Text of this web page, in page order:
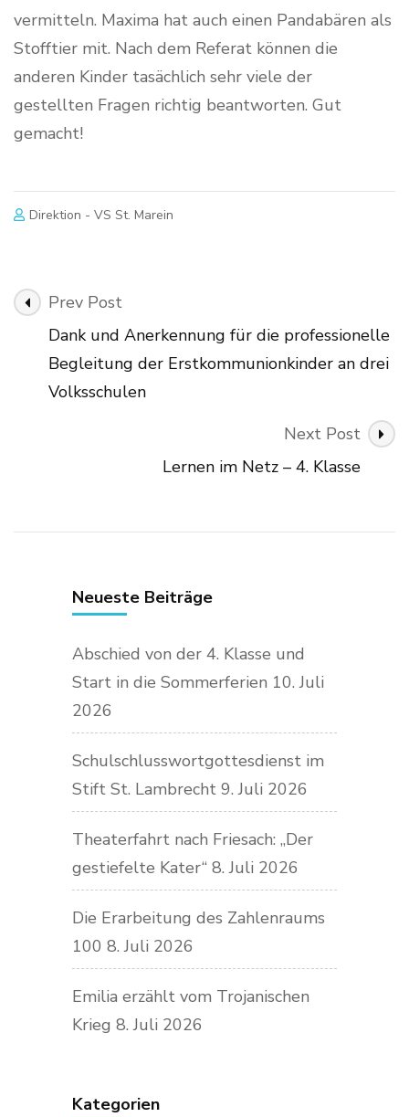
vermitteln. Maxima hat auch einen Pandabären als
Stofftier mit. Nach dem Referat können die
anderen Kinder tasächlich sehr viele der
gestellten Fragen richtig beantworten. Gut
gemacht!
Direktion - VS St. Marein
Post
Navigation
Prev Post
Dank und Anerkennung für die professionelle
Begleitung der Erstkommunionkinder an drei
Volksschulen
Next Post
Lernen im Netz – 4. Klasse
Neueste Beiträge
Abschied von der 4. Klasse und
Start in die Sommerferien 10. Juli
2026
Schulschlusswortgottesdienst im
Stift St. Lambrecht 9. Juli 2026
Theaterfahrt nach Friesach: „Der
gestiefelte Kater“ 8. Juli 2026
Die Erarbeitung des Zahlenraums
100 8. Juli 2026
Emilia erzählt vom Trojanischen
Krieg 8. Juli 2026
Kategorien